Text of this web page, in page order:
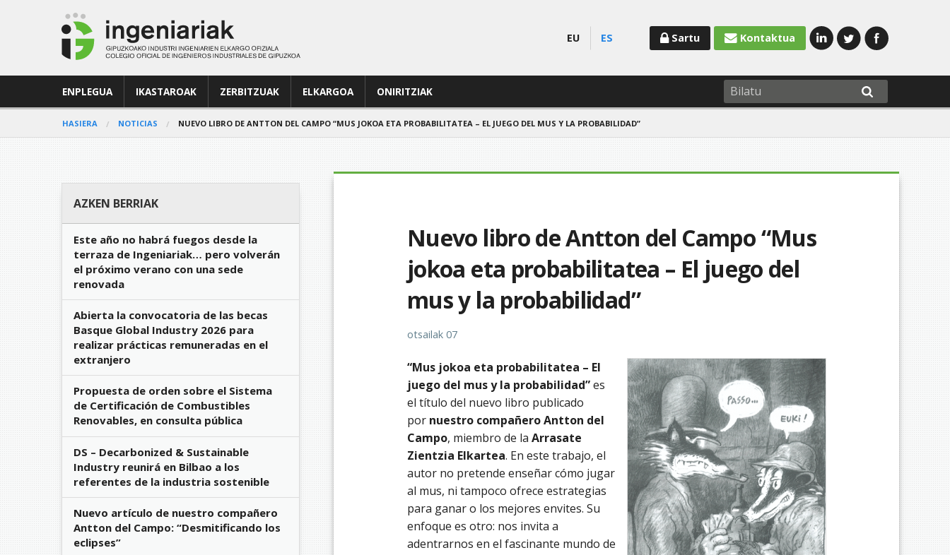
EU ES Kontaktua
Sartu
ENPLEGUA IKASTAROAK ZERBITZUAK ELKARGOA ONIRITZIAK
HASIERA NOTICIAS NUEVO LIBRO DE ANTTON DEL CAMPO “MUS JOKOA ETA PROBABILITATEA – EL JUEGO DEL MUS Y LA PROBABILIDAD”
Nuevo libro de Antton del Campo “Mus
jokoa eta probabilitatea – El juego del
mus y la probabilidad”
otsailak 07
“Mus jokoa eta probabilitatea – El
juego del mus y la probabilidad”es
el título del nuevo libro publicado
pornuestro compañero Antton del
Campo, miembro de la Arrasate
Zientzia Elkartea. En este trabajo, el
autor no pretende enseñar cómo jugar
al mus, ni tampoco ofrece estrategias
para ganar o los mejores envites. Su
enfoque es otro: nos invita a
adentrarnos en el fascinante mundo de
AZKEN BERRIAK
Este año no habrá fuegos desde la
terraza de Ingeniariak… pero volverán
el próximo verano con una sede
renovada
Abierta la convocatoria de las becas
Basque Global Industry 2026 para
realizar prácticas remuneradas en el
extranjero
Propuesta de orden sobre el Sistema
de Certificación de Combustibles
Renovables, en consulta pública
DS – Decarbonized & Sustainable
Industry reunirá en Bilbao a los
referentes de la industria sostenible
Nuevo artículo de nuestro compañero
Antton del Campo: “Desmitificando los
eclipses”